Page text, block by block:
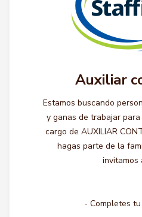
Auxiliar
Estamos buscando
y ganas de trabajar
cargo de AUXILIAR
hagas parte de la
invitamos
- Completes tu